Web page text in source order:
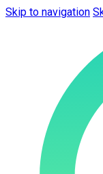
Skip to navigation